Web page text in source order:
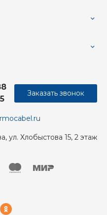
ул. Хлобыстова 15, 2 этаж
Заказать звонок